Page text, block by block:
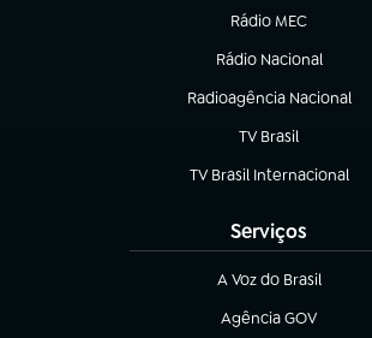
Rádio MEC
(abre em nova aba)
Rádio Nacional
Radioagência Nacional
(abre em nova aba)
TV Brasil
(abre em nova aba)
TV Brasil Internacional
(abre em nova aba)
Serviços
A Voz do Brasil
(abre em nova aba)
Agência GOV
(abre em nova aba)